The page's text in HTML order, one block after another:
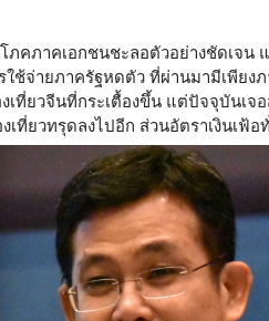
ภคภาคเอกชนชะลอตัวอย่างชัดเจน
ใช้จ่ายภาครัฐหดตัว ที่ผ่านมามีเพียง
เที่ยวจีนที่กระเตื้องขึ้น แต่ปัจจุบันเ
เที่ยวทรุดลงไปอีก ส่วนอัตราเงินเฟ้